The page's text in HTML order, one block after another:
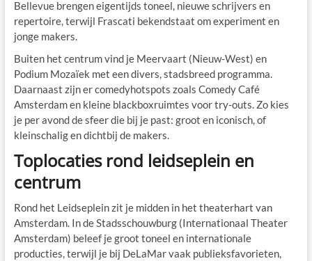
Bellevue brengen eigentijds toneel, nieuwe schrijvers en
repertoire, terwijl Frascati bekendstaat om experiment en
jonge makers.
Buiten het centrum vind je Meervaart (Nieuw-West) en
Podium Mozaïek met een divers, stadsbreed programma.
Daarnaast zijn er comedyhotspots zoals Comedy Café
Amsterdam en kleine blackboxruimtes voor try-outs. Zo kies
je per avond de sfeer die bij je past: groot en iconisch, of
kleinschalig en dichtbij de makers.
Toplocaties rond leidseplein en
centrum
Rond het Leidseplein zit je midden in het theaterhart van
Amsterdam. In de Stadsschouwburg (Internationaal Theater
Amsterdam) beleef je groot toneel en internationale
producties, terwijl je bij DeLaMar vaak publieksfavorieten,